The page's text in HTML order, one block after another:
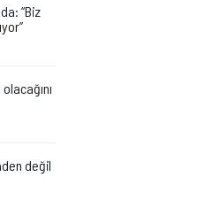
“Biz
değil